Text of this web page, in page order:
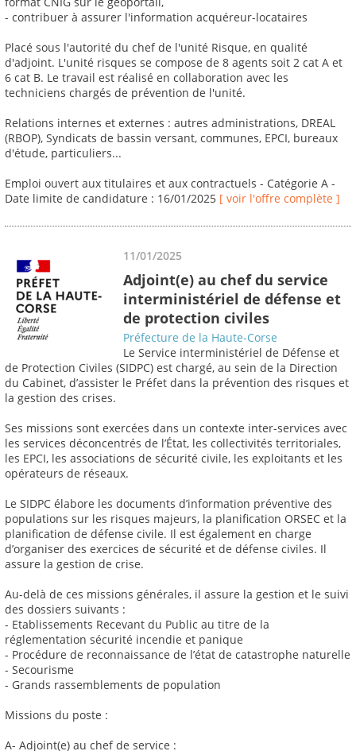
- contribuer à assurer l'information acquéreur-locataires
Placé sous l'autorité du chef de l'unité Risque, en qualité
d'adjoint. L'unité risques se compose de 8 agents soit 2 cat A et
6 cat B. Le travail est réalisé en collaboration avec les
techniciens chargés de prévention de l'unité.
Relations internes et externes : autres administrations, DREAL
(RBOP), Syndicats de bassin versant, communes, EPCI, bureaux
d'étude, particuliers...
Emploi ouvert aux titulaires et aux contractuels - Catégorie A -
Date limite de candidature : 16/01/2025 [ voir l'offre complète ]
11/01/2025
Adjoint(e) au chef du service
interministériel de défense et
de protection civiles
Préfecture de la Haute-Corse
Le Service interministériel de Défense et
de Protection Civiles (SIDPC) est chargé, au sein de la Direction
du Cabinet, d’assister le Préfet dans la prévention des risques et
la gestion des crises.
Ses missions sont exercées dans un contexte inter-services avec
les services déconcentrés de l’État, les collectivités territoriales,
les EPCI, les associations de sécurité civile, les exploitants et les
opérateurs de réseaux.
Le SIDPC élabore les documents d’information préventive des
populations sur les risques majeurs, la planification ORSEC et la
planification de défense civile. Il est également en charge
d’organiser des exercices de sécurité et de défense civiles. Il
assure la gestion de crise.
Au-delà de ces missions générales, il assure la gestion et le suivi
des dossiers suivants :
- Etablissements Recevant du Public au titre de la
réglementation sécurité incendie et panique
- Procédure de reconnaissance de l’état de catastrophe naturelle
- Secourisme
- Grands rassemblements de population
Missions du poste :
A- Adjoint(e) au chef de service :